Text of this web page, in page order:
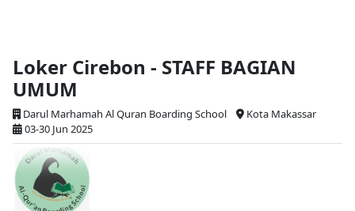
Loker Cirebon - STAFF BAGIAN
UMUM
Darul Marhamah Al Quran Boarding School
Kota Makassar
03-30 Jun 2025